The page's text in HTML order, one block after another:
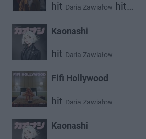
hit Daria Zawiałow hit
Kaonashi
hit Daria Zawiałow
Fifi Hollywood
hit Daria Zawiałow
Kaonashi